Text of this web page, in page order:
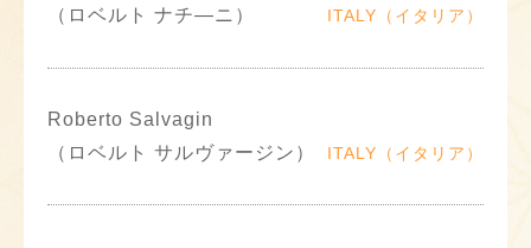
（ロベルト ナチ―ニ）
ITALY（イタリア）
Roberto Salvagin
（ロベルト サルヴァージン）
ITALY（イタリア）